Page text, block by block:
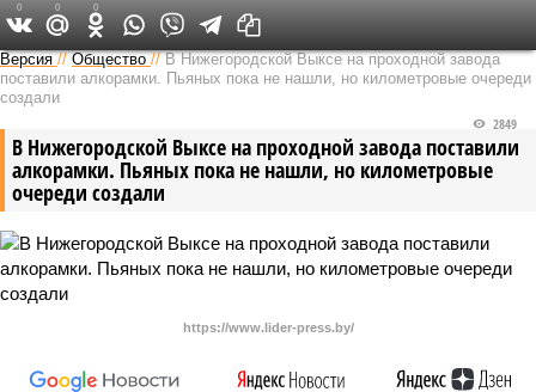
Версия в Кирове
Версия //Общество //В Нижегородской Выксе на проходной завода
поставили алкорамки. Пьяных пока не нашли, но километровые очереди
создали
В Нижегородской Выксе на проходной завода поставили
алкорамки. Пьяных пока не нашли, но километровые
очереди создали
2849
https://www.lider-press.by/
0 0 0